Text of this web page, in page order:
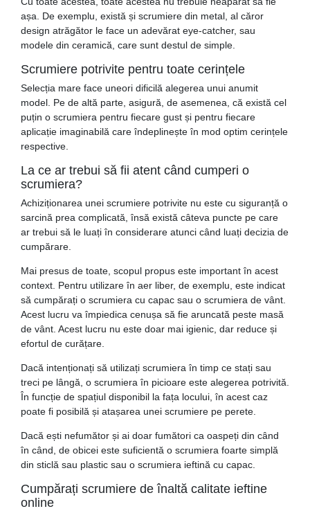
așa. De exemplu, există și scrumiere din metal, al căror
design atrăgător le face un adevărat eye-catcher, sau
modele din ceramică, care sunt destul de simple.
Scrumiere potrivite pentru toate cerințele
Selecția mare face uneori dificilă alegerea unui anumit
model. Pe de altă parte, asigură, de asemenea, că există cel
puțin o scrumiera pentru fiecare gust și pentru fiecare
aplicație imaginabilă care îndeplinește în mod optim cerințele
respective.
La ce ar trebui să fii atent când cumperi o
scrumiera?
Achiziționarea unei scrumiere potrivite nu este cu siguranță o
sarcină prea complicată, însă există câteva puncte pe care
ar trebui să le luați în considerare atunci când luați decizia de
cumpărare.
Mai presus de toate, scopul propus este important în acest
context. Pentru utilizare în aer liber, de exemplu, este indicat
să cumpărați o scrumiera cu capac sau o scrumiera de vânt.
Acest lucru va împiedica cenușa să fie aruncată peste masă
de vânt. Acest lucru nu este doar mai igienic, dar reduce și
efortul de curățare.
Dacă intenționați să utilizați scrumiera în timp ce stați sau
treci pe lângă, o scrumiera în picioare este alegerea potrivită.
În funcție de spațiul disponibil la fața locului, în acest caz
poate fi posibilă și atașarea unei scrumiere pe perete.
Dacă ești nefumător și ai doar fumători ca oaspeți din când
în când, de obicei este suficientă o scrumiera foarte simplă
din sticlă sau plastic sau o scrumiera ieftină cu capac.
Cumpărați scrumiere de înaltă calitate ieftine
online